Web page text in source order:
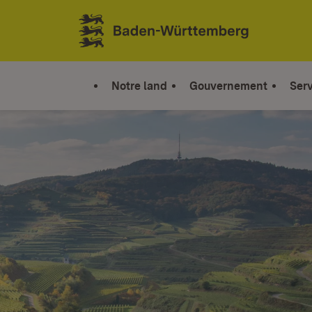
Sauter au contenu
Link zur Startseite
Notre land Gouvernement